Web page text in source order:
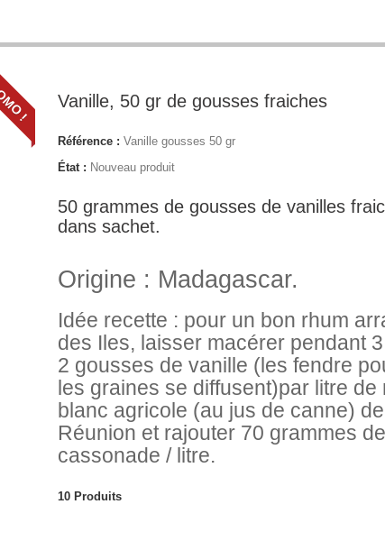
! Vanille, 50 gr de gousses fraiches
Référence : Vanille gousses 50 gr
État : Nouveau produit
50 grammes de gousses de vanilles
dans sachet.
Origine : Madagascar.
Idée recette : pour un bon rhum
des Iles, laisser macérer pendant
2 gousses de vanille (les fendre
les graines se diffusent)par litre de
blanc agricole (au jus de canne)
Réunion et rajouter 70 grammes de
cassonade / litre.
10 Produits